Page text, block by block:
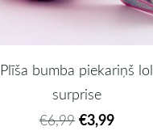
Plīša bumba piekariņš lol
surprise
€6,99 €3,99